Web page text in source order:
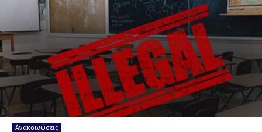
Ανακοινώσεις